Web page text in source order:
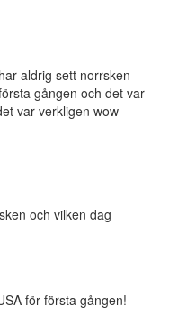
aldrig sett norrsken
gången och det var
var verkligen wow
och vilken dag
för första gången!